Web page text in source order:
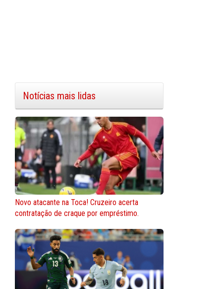
Notícias mais lidas
Novo atacante na Toca! Cruzeiro acerta
contratação de craque por empréstimo.